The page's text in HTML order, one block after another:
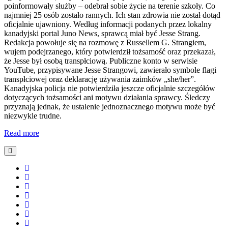
poinformowały służby – odebrał sobie życie na terenie szkoły. Co
najmniej 25 osób zostało rannych. Ich stan zdrowia nie został dotąd
oficjalnie ujawniony. Według informacji podanych przez lokalny
kanadyjski portal Juno News, sprawcą miał być Jesse Strang.
Redakcja powołuje się na rozmowę z Russellem G. Strangiem,
wujem podejrzanego, który potwierdził tożsamość oraz przekazał,
że Jesse był osobą transpłciową. Publiczne konto w serwisie
YouTube, przypisywane Jesse Strangowi, zawierało symbole flagi
transpłciowej oraz deklarację używania zaimków „she/her”.
Kanadyjska policja nie potwierdziła jeszcze oficjalnie szczegółów
dotyczących tożsamości ani motywu działania sprawcy. Śledczy
przyznają jednak, że ustalenie jednoznacznego motywu może być
niezwykle trudne.
Read more